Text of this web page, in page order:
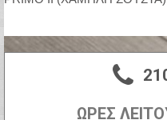
ΩΡΕΣ